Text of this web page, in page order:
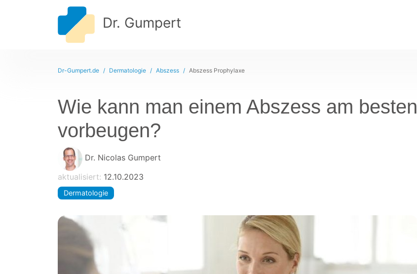
Dr. Gumpert
Dr-Gumpert.de Dermatologie Abszess Abszess Prophylaxe
Wie kann man einem Abszess am besten
vorbeugen?
Dr. Nicolas Gumpert
aktualisiert: 12.10.2023
Dermatologie